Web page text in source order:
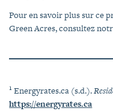
Pour en savoir plus sur ce
Green Acres, consultez
1Energyrates.ca (s.d.).
https://energyrates.ca